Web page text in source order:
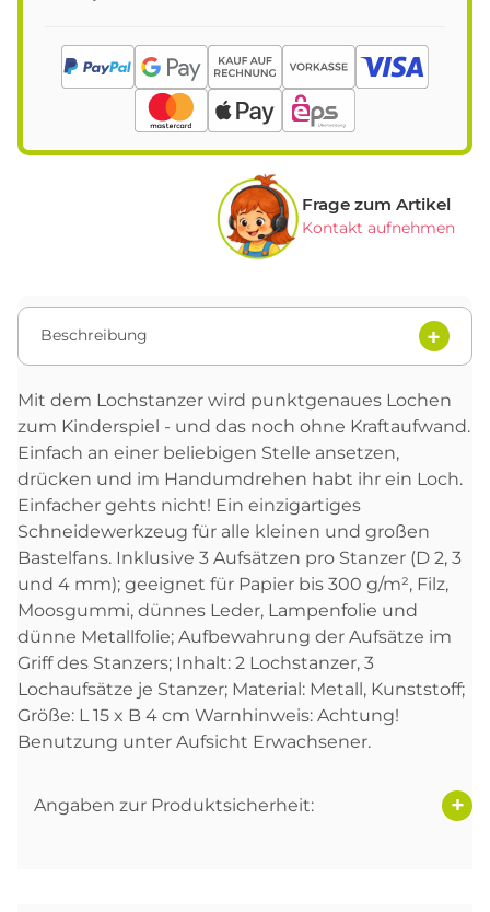
Frage zum Artikel
Kontakt aufnehmen
Beschreibung
Mit dem Lochstanzer wird punktgenaues Lochen
zum Kinderspiel - und das noch ohne Kraftaufwand.
Einfach an einer beliebigen Stelle ansetzen,
drücken und im Handumdrehen habt ihr ein Loch.
Einfacher gehts nicht! Ein einzigartiges
Schneidewerkzeug für alle kleinen und großen
Bastelfans. Inklusive 3 Aufsätzen pro Stanzer (D 2, 3
und 4 mm); geeignet für Papier bis 300 g/m², Filz,
Moosgummi, dünnes Leder, Lampenfolie und
dünne Metallfolie; Aufbewahrung der Aufsätze im
Griff des Stanzers; Inhalt: 2 Lochstanzer, 3
Lochaufsätze je Stanzer; Material: Metall, Kunststoff;
Größe: L 15 x B 4 cm Warnhinweis: Achtung!
Benutzung unter Aufsicht Erwachsener.
Angaben zur Produktsicherheit: